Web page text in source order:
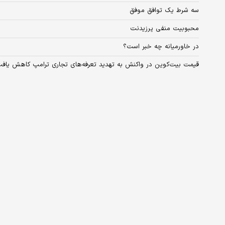
سه شرط یک توافق موفق
محبوبیت منفی پرزیدنت
در خاورمیانه چه خبر است؟
قیمت بیت‌کوین در واکنش به تهدید تعرفه‌های تجاری ترامپ کاهش